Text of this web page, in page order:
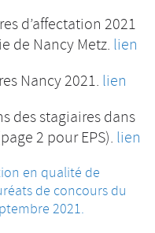
d’affectation 2021
de Nancy Metz. lien
Nancy 2021. lien
des stagiaires dans
2 pour EPS). lien
en qualité de
de concours du
2021.